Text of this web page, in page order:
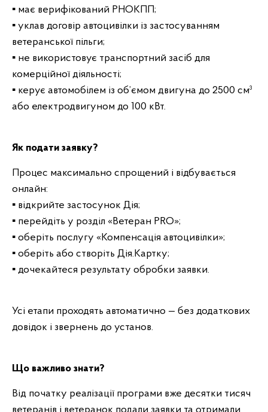
▪️ має верифікований РНОКПП;
▪️ уклав договір автоцивілки із застосуванням
ветеранської пільги;
▪️ не використовує транспортний засіб для
комерційної діяльності;
▪️ керує автомобілем із об’ємом двигуна до 2500 см³
або електродвигуном до 100 кВт.
Як подати заявку?
Процес максимально спрощений і відбувається
онлайн:
▪️ відкрийте застосунок Дія;
▪️ перейдіть у розділ «Ветеран PRO»;
▪️ оберіть послугу «Компенсація автоцивілки»;
▪️ оберіть або створіть Дія.Картку;
▪️ дочекайтеся результату обробки заявки.
Усі етапи проходять автоматично — без додаткових
довідок і звернень до установ.
Що важливо знати?
Від початку реалізації програми вже десятки тисяч